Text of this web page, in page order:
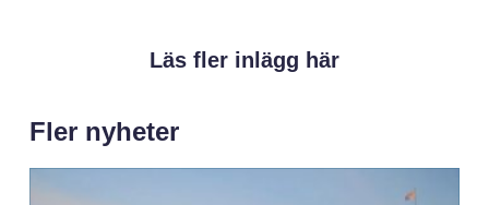
Läs fler inlägg här
Fler nyheter